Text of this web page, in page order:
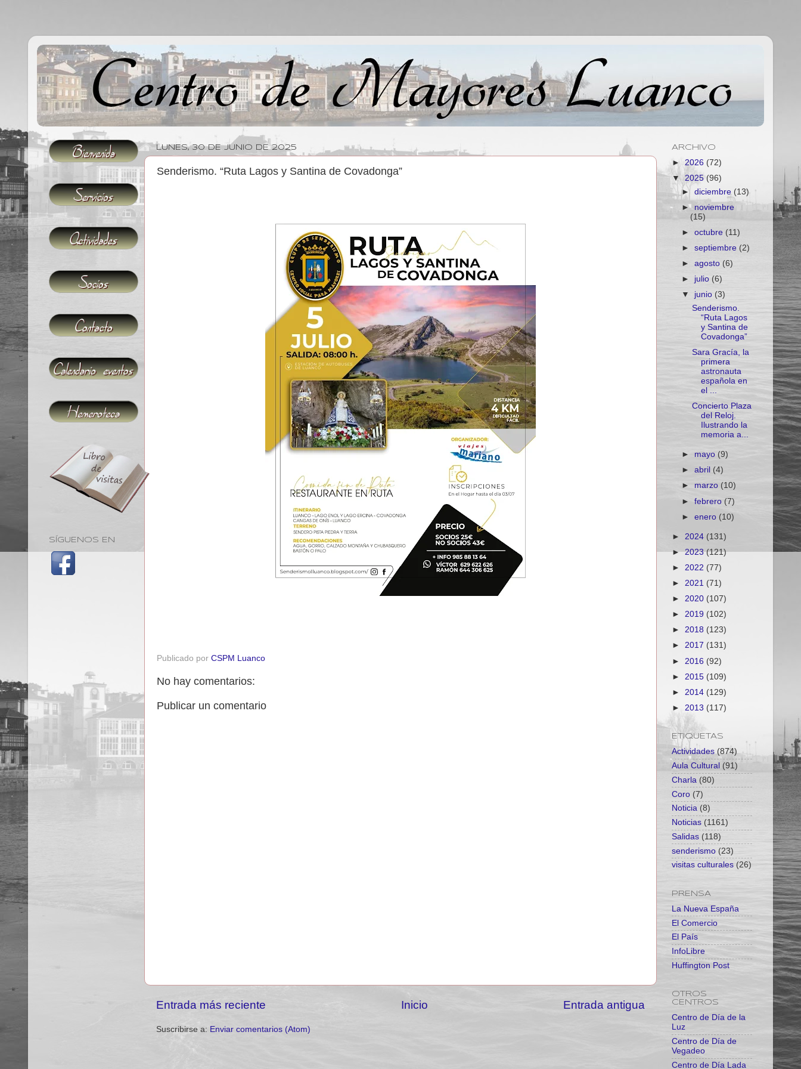
LUNES, 30 DE JUNIO DE 2025
Senderismo. “Ruta Lagos y Santina de Covadonga”
Publicado por CSPM Luanco
No hay comentarios:
Publicar un comentario
Entrada más reciente Entrada antigua
Inicio
Suscribirse a: Enviar comentarios (Atom)
SÍGUENOS EN
ARCHIVO
► 2026 (72)
▼ 2025 (96)
►diciembre (13)
► noviembre
(15)
►octubre (11)
►septiembre (2)
►agosto (6)
► julio (6)
▼ junio (3)
Senderismo.
“Ruta Lagos
y Santina de
Covadonga”
Sara Gracía, la
primera
astronauta
española en
el ...
Concierto Plaza
del Reloj.
Ilustrando la
memoria a...
► mayo(9)
►abril(4)
► marzo (10)
►febrero (7)
►enero (10)
► 2024 (131)
►2023(121)
► 2022 (77)
► 2021 (71)
► 2020 (107)
► 2019 (102)
► 2018 (123)
► 2017 (131)
► 2016 (92)
► 2015 (109)
► 2014 (129)
► 2013 (117)
ETIQUETAS
Actividades (874)
Aula Cultural (91)
Charla (80)
Coro (7)
Noticia (8)
Noticias (1161)
Salidas (118)
senderismo (23)
visitas culturales (26)
PRENSA
La Nueva España
El Comercio
El País
InfoLibre
Huffington Post
OTROS
CENTROS
Centro de Día de la
Luz
Centro de Día de
Vegadeo
Centro de Día Lada